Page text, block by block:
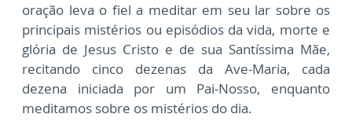
oração leva o fiel a meditar em seu lar sobre os
principais mistérios ou episódios da vida, morte e
glória de Jesus Cristo e de sua Santíssima Mãe,
recitando cinco dezenas da Ave-Maria, cada
dezena iniciada por um Pai-Nosso, enquanto
meditamos sobre os mistérios do dia.